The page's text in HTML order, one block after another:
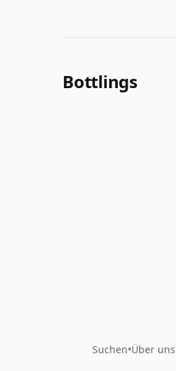
Bottlings
Suchen•Über uns